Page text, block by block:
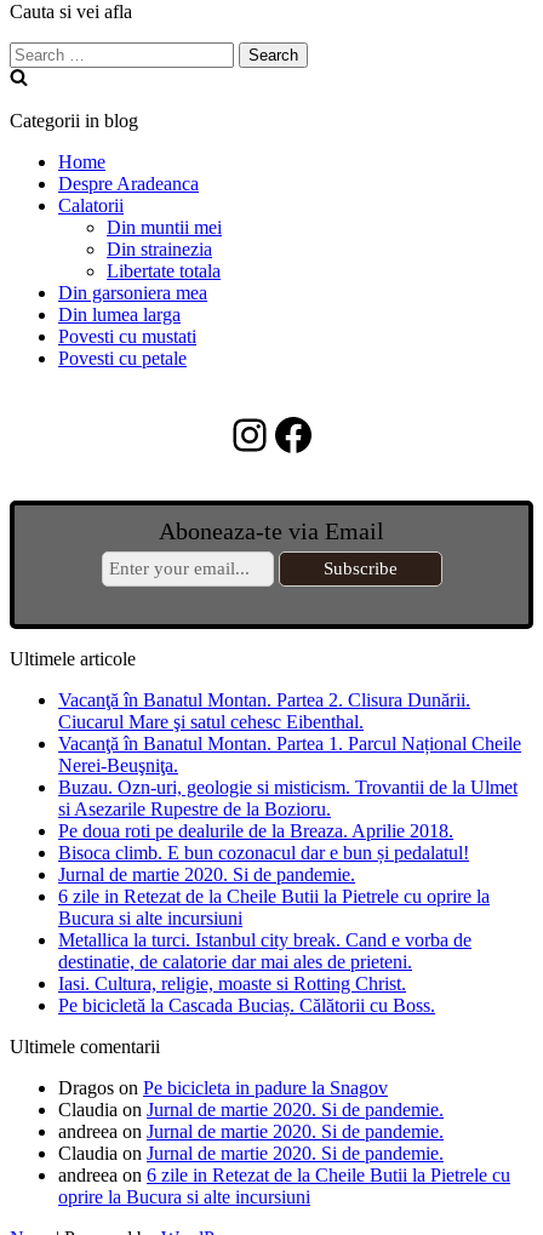
Cauta si vei afla
Search
for:
Categorii in blog
Home
Despre Aradeanca
Calatorii
Din muntii mei
Din strainezia
Libertate totala
Din garsoniera mea
Din lumea larga
Povesti cu mustati
Povesti cu petale
Instagram
Facebook
Aboneaza-te via Email
Ultimele articole
Vacanţă în Banatul Montan. Partea 2. Clisura Dunării.
Ciucarul Mare şi satul cehesc Eibenthal.
Vacanţă în Banatul Montan. Partea 1. Parcul Național Cheile
Nerei-Beuşniţa.
Buzau. Ozn-uri, geologie si misticism. Trovantii de la Ulmet
si Asezarile Rupestre de la Bozioru.
Pe doua roti pe dealurile de la Breaza. Aprilie 2018.
Bisoca climb. E bun cozonacul dar e bun și pedalatul!
Jurnal de martie 2020. Si de pandemie.
6 zile in Retezat de la Cheile Butii la Pietrele cu oprire la
Bucura si alte incursiuni
Metallica la turci. Istanbul city break. Cand e vorba de
destinatie, de calatorie dar mai ales de prieteni.
Iasi. Cultura, religie, moaste si Rotting Christ.
Pe bicicletă la Cascada Buciaș. Călătorii cu Boss.
Ultimele comentarii
Dragos on Pe bicicleta in padure la Snagov
Claudia on Jurnal de martie 2020. Si de pandemie.
andreea on Jurnal de martie 2020. Si de pandemie.
Claudia on Jurnal de martie 2020. Si de pandemie.
andreea on 6 zile in Retezat de la Cheile Butii la Pietrele cu
oprire la Bucura si alte incursiuni